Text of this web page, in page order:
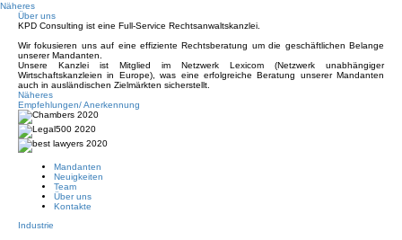
Näheres
Über uns
KPD Consulting ist eine Full-Service Rechtsanwaltskanzlei.
Wir fokusieren uns auf eine effiziente Rechtsberatung um die geschäftlichen Belange
unserer Mandanten.
Unsere Kanzlei ist Mitglied im Netzwerk Lexicom (Netzwerk unabhängiger
Wirtschaftskanzleien in Europe), was eine erfolgreiche Beratung unserer Mandanten
auch in ausländischen Zielmärkten sicherstellt.
Näheres
Empfehlungen/ Anerkennung
Mandanten
Neuigkeiten
Team
Über uns
Kontakte
Industrie